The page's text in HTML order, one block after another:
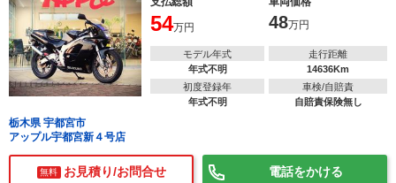
54万円 48万円
モデル年式
年式不明
走行距離
14636Km
初度登録年
年式不明
車検/自賠責
自賠責保険無し
栃木県 宇都宮市
アップル宇都宮新４号店
無料 お見積り/お問合せ 電話をかける